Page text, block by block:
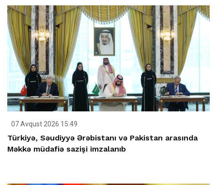
07 Avqust 2026 15:49
Türkiyə, Səudiyyə Ərəbistanı və Pakistan arasında
Məkkə müdafiə sazişi imzalanıb